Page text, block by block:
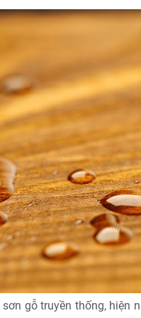
gỗ truyền thống, hiện